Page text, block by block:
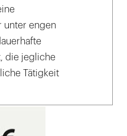
unter engen
die jegliche
Tätigkeit